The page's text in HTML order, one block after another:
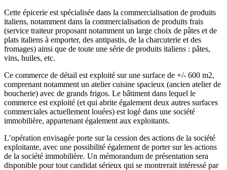
Cette épicerie est spécialisée dans la commercialisation de produits
italiens, notamment dans la commercialisation de produits frais
(service traiteur proposant notamment un large choix de pâtes et de
plats italiens à emporter, des antipastis, de la charcuterie et des
fromages) ainsi que de toute une série de produits italiens : pâtes,
vins, huiles, etc.
Ce commerce de détail est exploité sur une surface de +/- 600 m2,
comprenant notamment un atelier cuisine spacieux (ancien atelier de
boucherie) avec de grands frigos. Le bâtiment dans lequel le
commerce est exploité (et qui abrite également deux autres surfaces
commerciales actuellement louées) est logé dans une société
immobilière, appartenant également aux exploitants.
L’opération envisagée porte sur la cession des actions de la société
exploitante, avec une possibilité également de porter sur les actions
de la société immobilière. Un mémorandum de présentation sera
disponible pour tout candidat sérieux qui se montrerait intéressé par